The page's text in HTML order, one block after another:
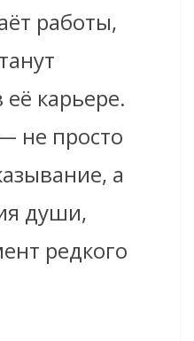
работы,
карьере.
не просто
а
души,
редкого